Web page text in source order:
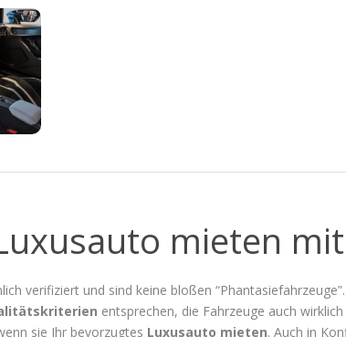
mieten
verifiziert und sind keine bloßen
entsprechen, die Fahrzeuge auch
sie Ihr bevorzugtes Luxusauto mieten. Auch in